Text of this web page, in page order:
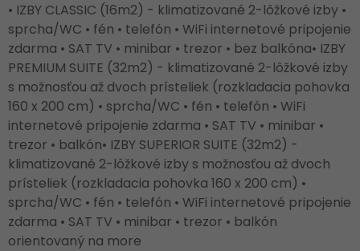
• IZBY CLASSIC (16m2) - klimatizované 2-lôžkové izby •
sprcha/WC • fén • telefón • WiFi internetové pripojenie
zdarma • SAT TV • minibar • trezor • bez balkóna• IZBY
PREMIUM SUITE (32m2) - klimatizované 2-lôžkové izby
s možnosťou až dvoch prísteliek (rozkladacia pohovka
160 x 200 cm) • sprcha/WC • fén • telefón • WiFi
internetové pripojenie zdarma • SAT TV • minibar •
trezor • balkón• IZBY SUPERIOR SUITE (32m2) -
klimatizované 2-lôžkové izby s možnosťou až dvoch
prísteliek (rozkladacia pohovka 160 x 200 cm) •
sprcha/WC • fén • telefón • WiFi internetové pripojenie
zdarma • SAT TV • minibar • trezor • balkón
orientovaný na more